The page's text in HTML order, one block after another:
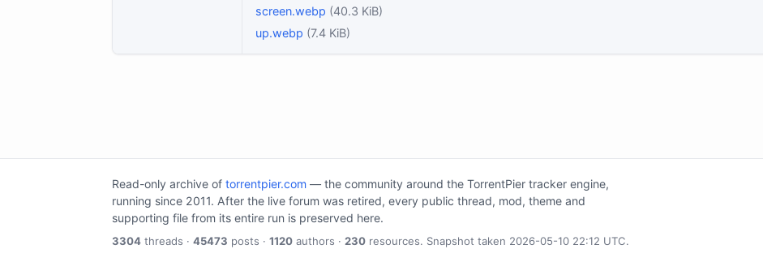
screen.webp (40.3 KiB)
up.webp (7.4 KiB)
Read-only archive of torrentpier.com — the community around the TorrentPier tracker engine,
running since 2011. After the live forum was retired, every public thread, mod, theme and
supporting file from its entire run is preserved here.
3304 threads · 45473 posts · 1120 authors · 230 resources. Snapshot taken 2026-05-10 22:12 UTC.